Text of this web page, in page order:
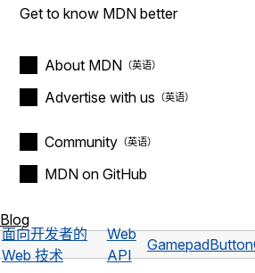
Get to know MDN better
About MDN
Advertise with us
Community
MDN on GitHub
Blog
面向开发者的
Web 技术
Web
API
GamepadButton